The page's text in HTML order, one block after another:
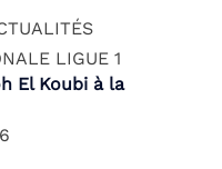
LIGUE 1
El Koubi à la